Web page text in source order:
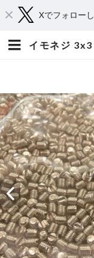
Xでフォロー